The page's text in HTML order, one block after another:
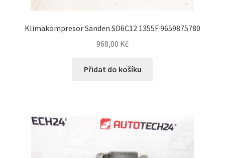
Klimakompresor Sanden SD6C12 1355F 9659875780
968,00 Kč
Přidat do košíku